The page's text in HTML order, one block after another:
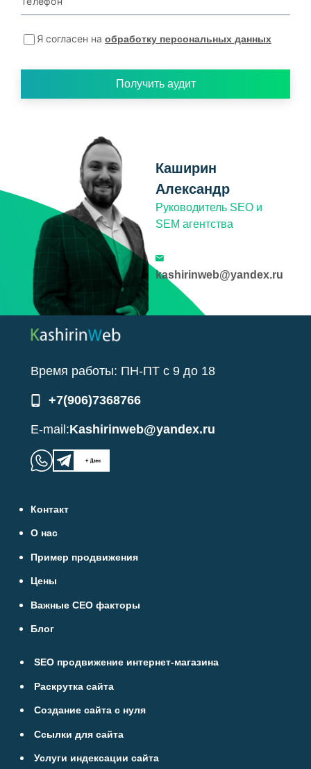
Я согласен на обработку персональных данных
Получить аудит
Каширин
Александр
Руководитель SEO и
SEM агентства
kashirinweb@yandex.ru
Время работы: ПН-ПТ с 9 до 18
+7(906)7368766
E-mail:Kashirinweb@yandex.ru
SEO продвижение интернет-магазина
Раскрутка сайта
Создание сайта с нуля
Ссылки для сайта
Услуги индексации сайта
Контакт
О нас
Пример продвижения
Цены
Важные СЕО факторы
Блог